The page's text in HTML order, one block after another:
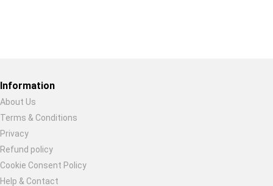
Information
About Us
Terms & Conditions
Privacy
Refund policy
Cookie Consent Policy
Help & Contact